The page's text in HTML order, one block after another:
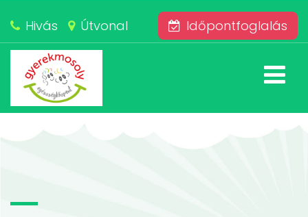
Hivás Útvonal Időpontfoglalás